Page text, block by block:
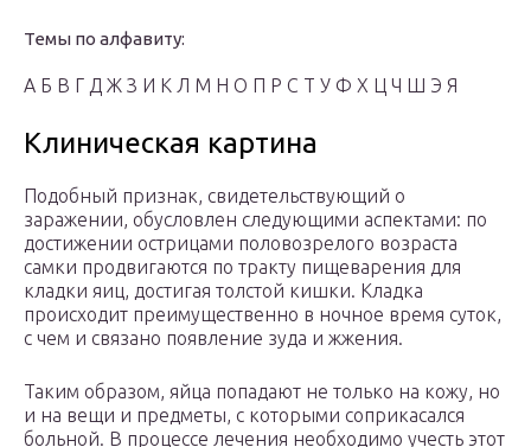
Темы по алфавиту:
А Б В Г Д Ж З И К Л М Н О П Р С Т У Ф Х Ц Ч Ш Э Я
Клиническая картина
Подобный признак, свидетельствующий о
заражении, обусловлен следующими аспектами: по
достижении острицами половозрелого возраста
самки продвигаются по тракту пищеварения для
кладки яиц, достигая толстой кишки. Кладка
происходит преимущественно в ночное время суток,
с чем и связано появление зуда и жжения.
Таким образом, яйца попадают не только на кожу, но
и на вещи и предметы, с которыми соприкасался
больной. В процессе лечения необходимо учесть этот